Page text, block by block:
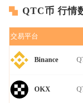
QTC币 行情
交易平台
Binance
OKX